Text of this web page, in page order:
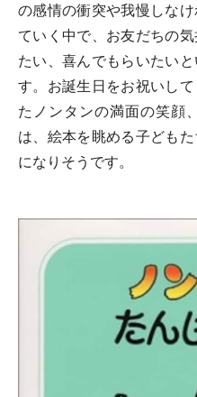
の感情の衝突や我慢しな
ていく中で、お友だちの
たい、喜んでもらいたい
す。お誕生日をお祝いし
たノンタンの満面の笑顔
は、絵本を眺める子ども
になりそうです。